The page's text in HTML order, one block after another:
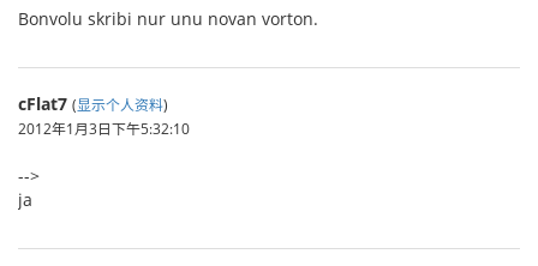
Bonvolu skribi nur unu novan vorton.
cFlat7 (显示个人资料)
2012年1月3日下午5:32:10
-->
ja